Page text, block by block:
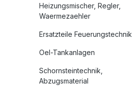
Heizungsmischer, Regler,
Waermezaehler
Ersatzteile Feuerungstechnik
Oel-Tankanlagen
Schornsteintechnik,
Abzugsmaterial